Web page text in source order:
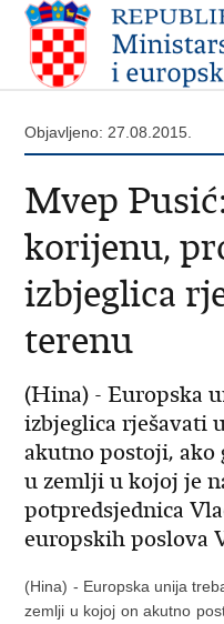
Objavljeno: 27.08.2015.
Mvep
korijenu,
izbjeglica
terenu
(Hina) - Europska
izbjeglica rješavati
akutno postoji, ako
u zemlji u kojoj je
potpredsjednica
europskih poslova
(Hina) - Europska unija
zemlji u kojoj on akutno